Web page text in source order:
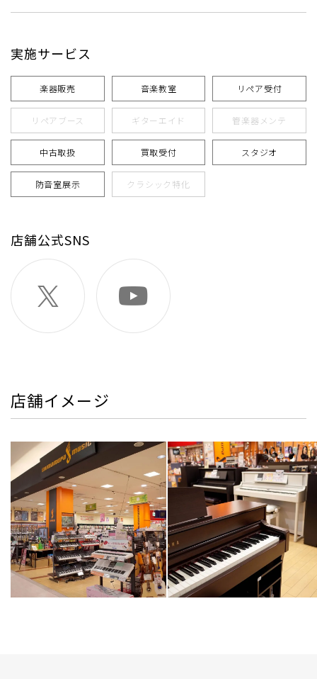
実施サービス
楽器販売 音楽教室 リペア受付
リペアブース ギターエイド 管楽器メンテ
中古取扱 買取受付 スタジオ
防音室展示 クラシック特化
店舗公式SNS
店舗イメージ